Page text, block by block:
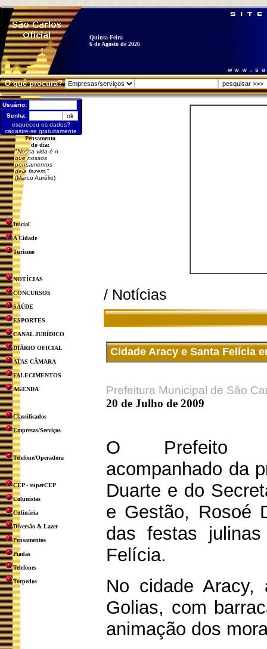
Quinta-Feira
6 de Agosto de 2026
O quê procura?
Usuário:
Senha:
esqueceu os dados?
cadastre-se gratuitamente
Pensamento
do dia:
"Nossa vida é o
que nossos
pensamentos
dela fazem. "
(Marco Aurélio)
Inicial
A Cidade
Turismo
NOTÍCIAS
CONCURSOS
SAÚDE
ESPORTES
CANAL JURÍDICO
DIÁRIO OFICIAL
ATAS CÂMARA
FALECIMENTOS
AGENDA
Classificados
Empresas/Serviços
Telefone/Operadora
CEP - superCEP
Colunistas
Culinária
Diversão & Lazer
Pensamentos
Piadas
Telefones
Torpedos
/ Notícias
Cidade Aracy e Santa Felícia
Prefeitura Municipal de São
20 de Julho de 2009
O Prefeito
acompanhado da
Duarte e do
e Gestão, Rosoé
das festas
Felícia.
No cidade
Golias, com
animação dos